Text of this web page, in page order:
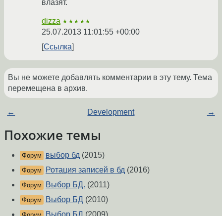
влазят.
dizza ★★★★★
25.07.2013 11:01:55 +00:00
Ссылка
Вы не можете добавлять комментарии в эту тему. Тема
перемещена в архив.
← Development →
Похожие темы
Форум выбор бд (2015)
Форум Ротация записей в бд (2016)
Форум Выбор БД. (2011)
Форум Выбор БД (2010)
Выбор БД (2009)